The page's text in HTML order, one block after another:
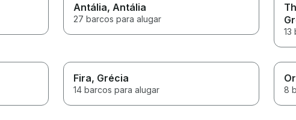
Antália, Antália
27 barcos para alugar
13
Fira, Grécia
14 barcos para alugar 8